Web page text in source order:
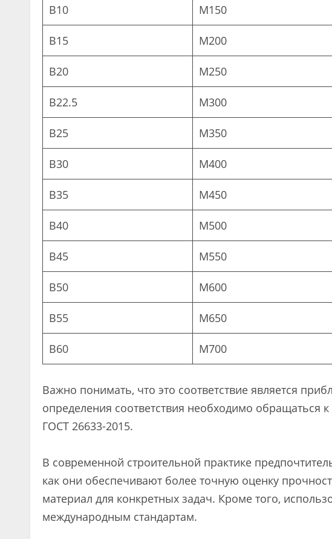
B10 М150
B15 М200
B20 М250
B22.5 М300
B25 М350
B30 М400
B35 М450
B40 М500
B45 М550
B50 М600
B55 М650
B60 М700
Важно понимать, что это соответствие является
определения соответствия необходимо обращаться
ГОСТ 26633-2015.
В современной строительной практике
как они обеспечивают более точную оценку
материал для конкретных задач. Кроме того,
международным стандартам.